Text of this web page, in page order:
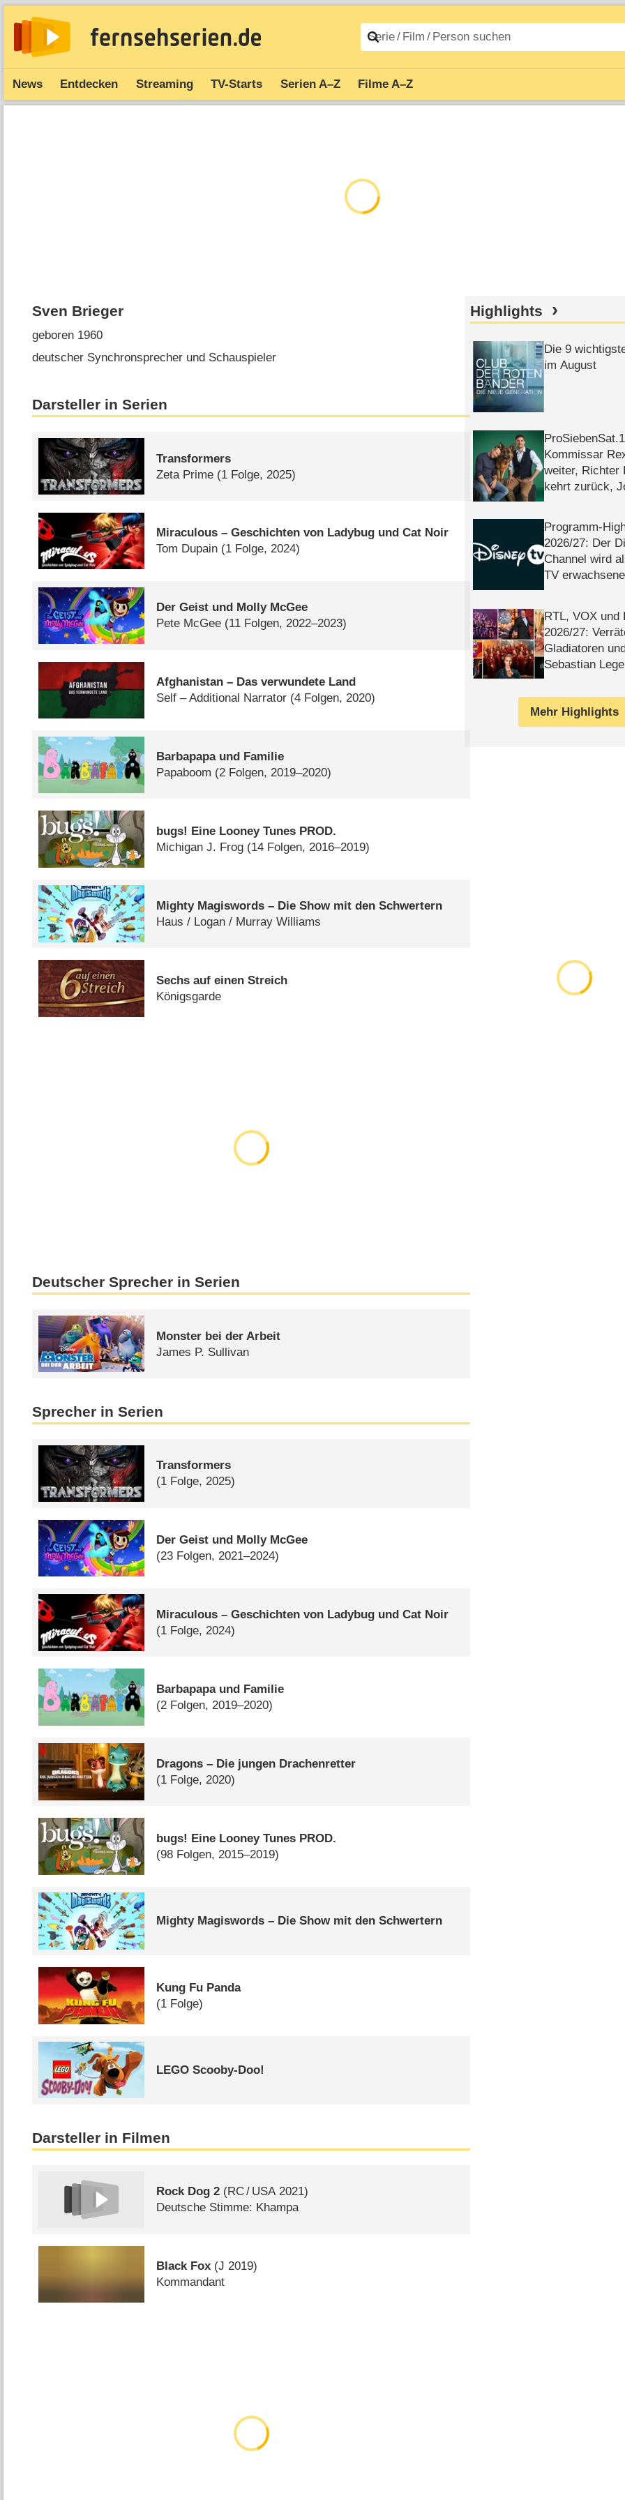
News Entdecken Streaming TV-Starts Serien A–Z Filme A–Z
Sven Brieger
geboren 1960
deutscher Synchronsprecher und Schauspieler
Darsteller in Serien
Transformers
Zeta Prime (1 Folge, 2025)
Miraculous – Geschichten von Ladybug und Cat Noir
Tom Dupain (1 Folge, 2024)
Der Geist und Molly McGee
Pete McGee (11 Folgen, 2022–2023)
Afghanistan – Das verwundete Land
Self – Additional Narrator (4 Folgen, 2020)
Barbapapa und Familie
Papaboom (2 Folgen, 2019–2020)
bugs! Eine Looney Tunes PROD.
Michigan J. Frog (14 Folgen, 2016–2019)
Mighty Magiswords – Die Show mit den Schwertern
Haus /​ Logan /​ Murray Williams
Sechs auf einen Streich
Königsgarde
Deutscher Sprecher in Serien
Monster bei der Arbeit
James P. Sullivan
Sprecher in Serien
Transformers
(1 Folge, 2025)
Der Geist und Molly McGee
(23 Folgen, 2021–2024)
Miraculous – Geschichten von Ladybug und Cat Noir
(1 Folge, 2024)
Barbapapa und Familie
(2 Folgen, 2019–2020)
Dragons – Die jungen Drachenretter
(1 Folge, 2020)
bugs! Eine Looney Tunes PROD.
(98 Folgen, 2015–2019)
Mighty Magiswords – Die Show mit den Schwertern
Kung Fu Panda
(1 Folge)
LEGO Scooby-Doo!
Darsteller in Filmen
Rock Dog 2 (RC/ USA2021)
Deutsche Stimme: Khampa
Black Fox (J 2019)
Kommandant
Highlights
Die 9
im August
Kommissar
weiter, Richter
kehrt zurück,
Programm-
2026/​27: Der
Channel wird
TV
RTL, VOX und
2026/​27:
Gladiatoren
Sebastian Lege
Mehr Highlights